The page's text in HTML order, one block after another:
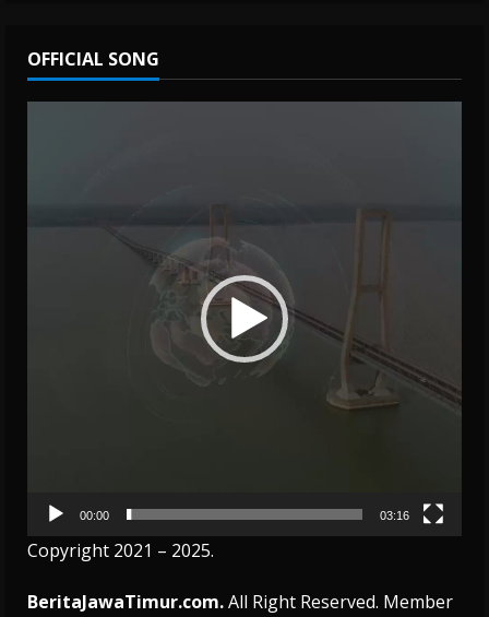
OFFICIAL SONG
00:00 03:16
Copyright 2021 – 2025.
BeritaJawaTimur.com.All Right Reserved. Member